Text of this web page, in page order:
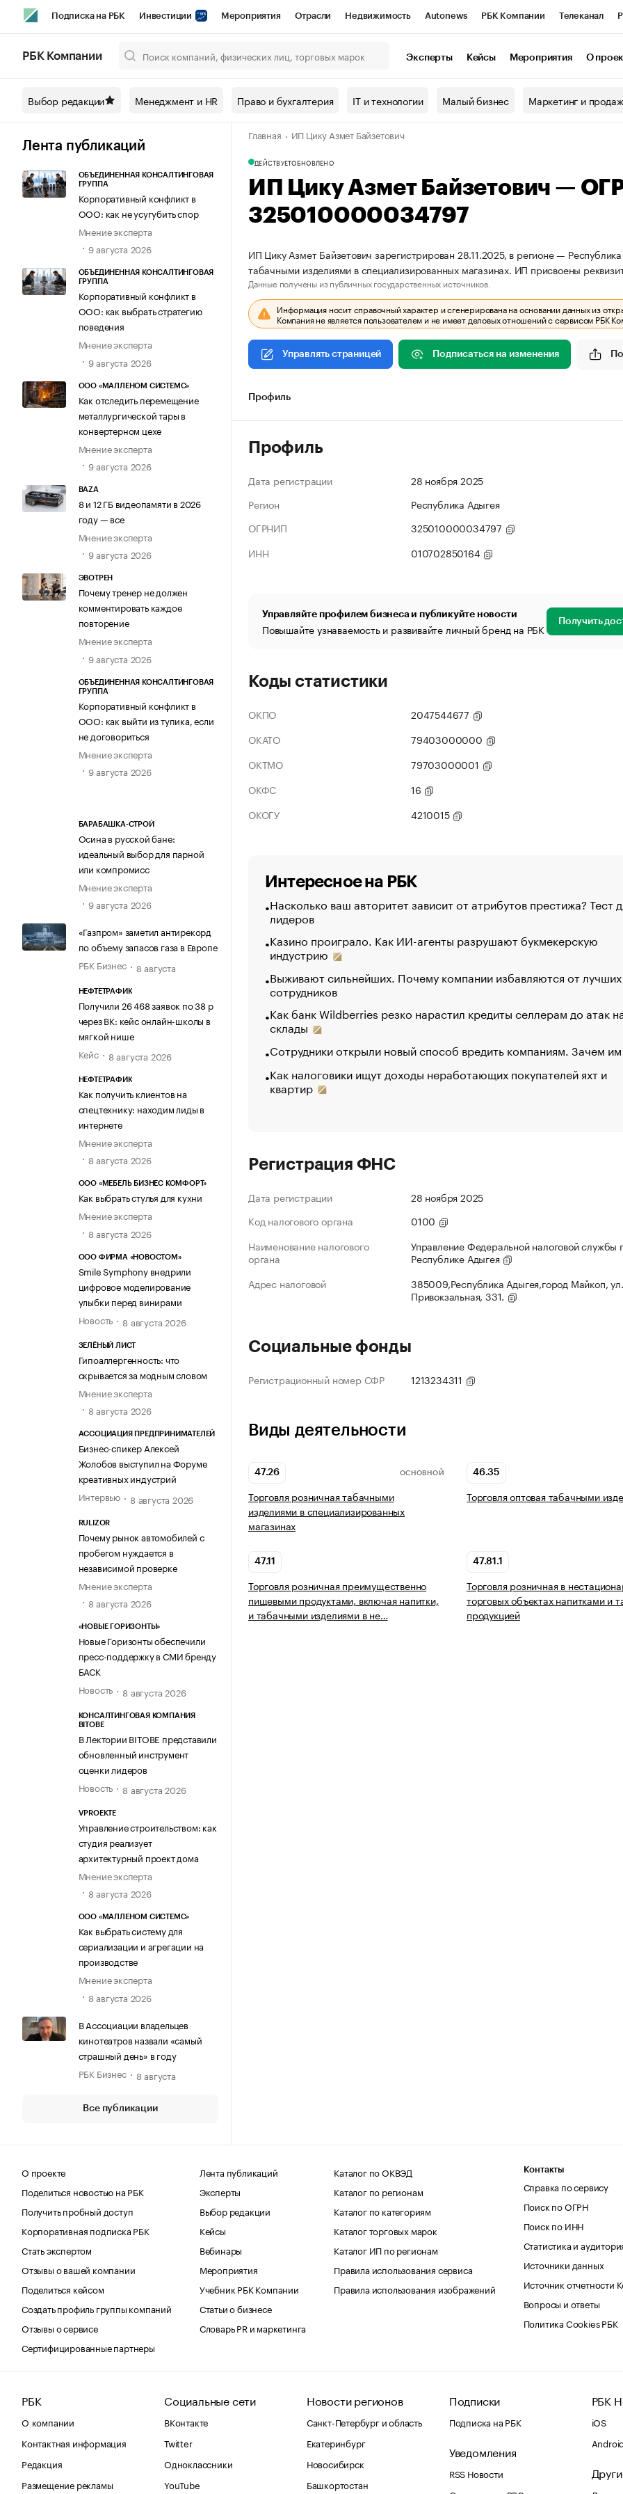
Подписка на РБК Инвестиции Мероприятия Отрасли Недвижимость Autonews РБК Компании Телеканал
Спецпроекты СПб Конференции СПб Спецпроекты Проверка контрагентов
Технологии и медиа Рынок наличной валюты
РБК Компании Эксперты Кейсы Мероприятия О
Выбор редакции Менеджмент и HR Право и бухгалтерия IT и технологии Малый бизнес Маркетинг и
Лента публикаций
ОБЪЕДИНЕННАЯ КОНСАЛТИНГОВАЯ
ГРУППА
Корпоративный конфликт в
ООО: как не усугубить спор
Мнение эксперта
9 августа 2026
ОБЪЕДИНЕННАЯ КОНСАЛТИНГОВАЯ
ГРУППА
Корпоративный конфликт в
ООО: как выбрать стратегию
поведения
Мнение эксперта
9 августа 2026
ООО «МАЛЛЕНОМ СИСТЕМС»
Как отследить перемещение
металлургической тары в
конвертерном цехе
Мнение эксперта
9 августа 2026
BAZA
8 и 12 ГБ видеопамяти в 2026
году — все
Мнение эксперта
9 августа 2026
ЭВОТРЕН
Почему тренер не должен
комментировать каждое
повторение
Мнение эксперта
9 августа 2026
ОБЪЕДИНЕННАЯ КОНСАЛТИНГОВАЯ
ГРУППА
Корпоративный конфликт в
ООО: как выйти из тупика, если
не договориться
Мнение эксперта
9 августа 2026
БАРАБАШКА-СТРОЙ
Осина в русской бане:
идеальный выбор для парной
или компромисс
Мнение эксперта
9 августа 2026
«Газпром» заметил антирекорд
по объему запасов газа в Европе
РБК Бизнес
8 августа
НЕФТЕТРАФИК
Получили 26 468 заявок по 38 р
через ВК: кейс онлайн-школы в
мягкой нише
Кейс
8 августа 2026
НЕФТЕТРАФИК
Как получить клиентов на
спецтехнику: находим лиды в
интернете
Мнение эксперта
8 августа 2026
ООО «МЕБЕЛЬ БИЗНЕС КОМФОРТ»
Как выбрать стулья для кухни
Мнение эксперта
8 августа 2026
ООО ФИРМА «НОВОСТОМ»
Smile Symphony внедрили
цифровое моделирование
улыбки перед винирами
Новость
8 августа 2026
ЗЕЛЁНЫЙ ЛИСТ
Гипоаллергенность: что
скрывается за модным словом
Мнение эксперта
8 августа 2026
АССОЦИАЦИЯ ПРЕДПРИНИМАТЕЛЕЙ
Бизнес-спикер Алексей
Жолобов выступил на Форуме
креативных индустрий
Интервью
8 августа 2026
RULIZOR
Почему рынок автомобилей с
пробегом нуждается в
независимой проверке
Мнение эксперта
8 августа 2026
«НОВЫЕ ГОРИЗОНТЫ»
Новые Горизонты обеспечили
пресс-поддержку в СМИ бренду
БАСК
Новость
8 августа 2026
КОНСАЛТИНГОВАЯ КОМПАНИЯ
BITOBE
В Лектории BITOBE представили
обновленный инструмент
оценки лидеров
Новость
8 августа 2026
VPROEKTE
Управление строительством: как
студия реализует
архитектурный проект дома
Мнение эксперта
8 августа 2026
ООО «МАЛЛЕНОМ СИСТЕМС»
Как выбрать систему для
сериализации и агрегации на
производстве
Мнение эксперта
8 августа 2026
В Ассоциации владельцев
кинотеатров назвали «самый
страшный день» в году
РБК Бизнес
8 августа
Все публикации
Главная ИП Цику Азмет Байзетович
ДЕЙСТВУЕТОБНОВЛЕНО
ИП Цику Азмет Байзетович —
325010000034797
ИП Цику Азмет Байзетович зарегистрирован 28.11.2025, в регионе —
табачными изделиями в специализированных магазинах. ИП присвоены
Данные получены из публичных государственных источников.
Информация носит справочный характер и сгенерирована на основании данных из
Компания не является пользователем и не имеет деловых отношений с сервисом РБК
Управлять страницей Подписаться на изменения
Профиль
Профиль
Дата регистрации
28 ноября 2025
Регион
Республика Адыгея
ОГРНИП
325010000034797
ИНН
010702850164
Управляйте профилем бизнеса и публикуйте новости
Повышайте узнаваемость и развивайте личный бренд на РБК Получить
Коды статистики
ОКПО
2047544677
ОКАТО
79403000000
ОКТМО
79703000001
ОКФС
16
ОКОГУ
4210015
Интересное на РБК
Насколько ваш авторитет зависит от атрибутов престижа? Тест
лидеров
Казино проиграло. Как ИИ-агенты разрушают букмекерскую
индустрию
Выживают сильнейших. Почему компании избавляются от лучших
сотрудников
Как банк Wildberries резко нарастил кредиты селлерам до атак
склады
Сотрудники открыли новый способ вредить компаниям. Зачем
Как налоговики ищут доходы неработающих покупателей яхт и
квартир
Регистрация ФНС
Дата регистрации
28 ноября 2025
Код налогового органа
0100
Наименование налогового
органа
Управление Федеральной налоговой службы
Республике Адыгея
Адрес налоговой
385009,Республика Адыгея,город Майкоп, ул.
Привокзальная, 331.
Социальные фонды
Регистрационный номер СФР 1213234311
Виды деятельности
47.26 ОСНОВНОЙ
Торговля розничная табачными
изделиями в специализированных
магазинах
46.35
Торговля оптовая табачными
47.11
Торговля розничная преимущественно
пищевыми продуктами, включая напитки,
и табачными изделиями в не…
47.81.1
Торговля розничная в
торговых объектах напитками и
продукцией
О проекте
Поделиться новостью на РБК
Получить пробный доступ
Корпоративная подписка РБК
Стать экспертом
Отзывы о вашей компании
Поделиться кейсом
Создать профиль группы компаний
Отзывы о сервисе
Сертифицированные партнеры
Лента публикаций
Эксперты
Выбор редакции
Кейсы
Вебинары
Мероприятия
Учебник РБК Компании
Статьи о бизнесе
Словарь PR и маркетинга
Каталог по ОКВЭД
Каталог по регионам
Каталог по категориям
Каталог торговых марок
Каталог ИП по регионам
Правила использования сервиса
Правила использования изображений
Контакты
Справка по сервису
Поиск по ОГРН
Поиск по ИНН
Статистика и
Источники данных
Источник отчетности
Вопросы и ответы
Политика Cookies РБК
РБК
О компании
Контактная информация
Редакция
Размещение рекламы
Социальные сети
ВКонтакте
Twitter
Одноклассники
YouTube
Новости регионов
Санкт-Петербург и область
Екатеринбург
Новосибирск
Башкортостан
Подписки
Подписка на РБК
Уведомления
RSS Новости
РБК
iOS